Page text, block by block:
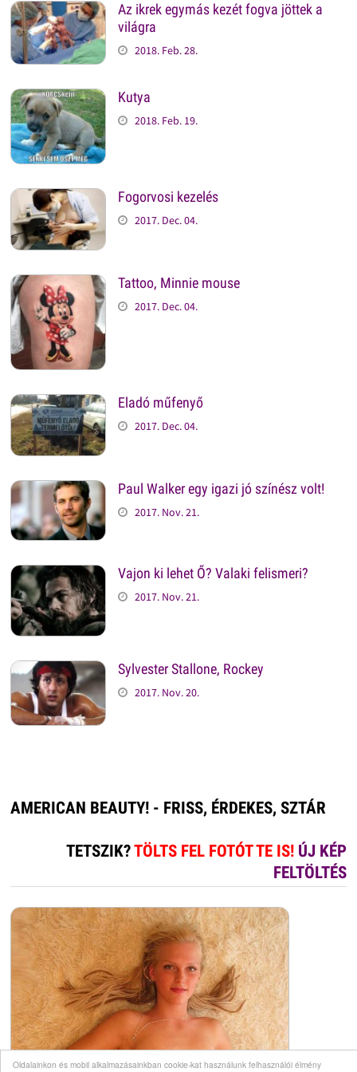
Oldalainkon és mobil alkalmazásainkban cookie-kat használunk felhasználói élmény
Az ikrek egymás kezét fogva jöttek a
világra
2018. Feb. 28.
Kutya
2018. Feb. 19.
Fogorvosi kezelés
2017. Dec. 04.
Tattoo, Minnie mouse
2017. Dec. 04.
Eladó műfenyő
2017. Dec. 04.
Paul Walker egy igazi jó színész volt!
2017. Nov. 21.
Vajon ki lehet Ő? Valaki felismeri?
2017. Nov. 21.
Sylvester Stallone, Rockey
2017. Nov. 20.
AMERICAN BEAUTY! - FRISS, ÉRDEKES, SZTÁR
TETSZIK?TÖLTS FEL FOTÓT TE IS! ÚJ KÉP
FELTÖLTÉS